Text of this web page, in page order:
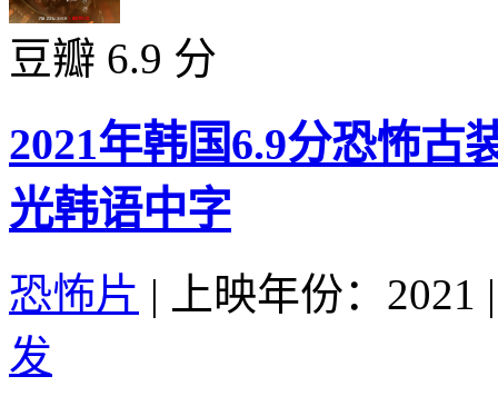
豆瓣 6.9 分
2021年韩国6.9分恐怖古
光韩语中字
恐怖片 | 上映年份：2021 |
发